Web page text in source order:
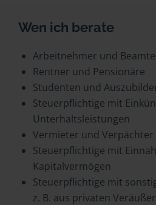
Wen ich berate
Arbeitnehmer und Beamte
Rentner und Pensionäre
Studenten und
Steuerpflichtige mit
Unterhaltsleistungen
Vermieter und Verpächter
Steuerpflichtige mit
Kapitalvermögen
Steuerpflichtige mit
z. B. aus privaten